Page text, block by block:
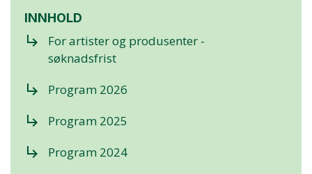
INNHOLD
subdirectory_arrow_right
For artister og produsenter -
søknadsfrist
subdirectory_arrow_right Program 2026
subdirectory_arrow_right Program 2025
subdirectory_arrow_right Program 2024